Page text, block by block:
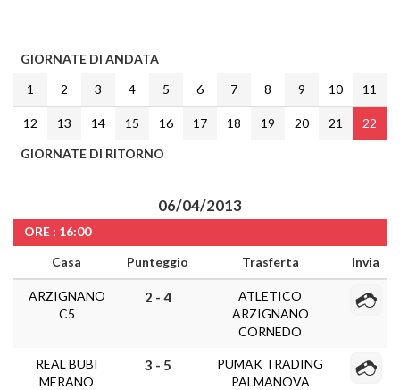
GIORNATE DI ANDATA
1
2 3 4 5 6 7 8 9 10 11
12 13 14 15 16 17 18 19 20 21
22
GIORNATE DI RITORNO
06/04/2013
ORE : 16:00
Casa
Punteggio Trasferta Invia
ARZIGNANO
C5
2 - 4
ATLETICO
ARZIGNANO
CORNEDO
REAL BUBI
MERANO
3 - 5
PUMAK TRADING
PALMANOVA